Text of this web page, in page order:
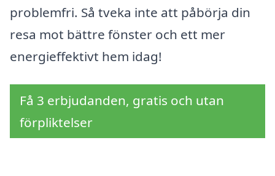
problemfri. Så tveka inte att påbörja din
resa mot bättre fönster och ett mer
energieffektivt hem idag!
Få 3 erbjudanden, gratis och utan
förpliktelser